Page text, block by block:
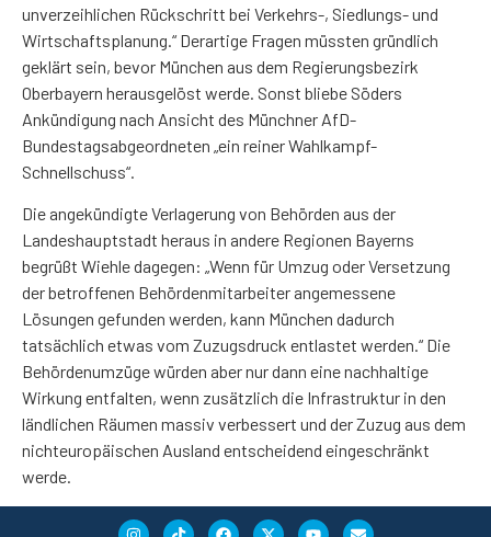
unverzeihlichen Rückschritt bei Verkehrs-, Siedlungs- und
Wirtschaftsplanung.“ Derartige Fragen müssten gründlich
geklärt sein, bevor München aus dem Regierungsbezirk
Oberbayern herausgelöst werde. Sonst bliebe Söders
Ankündigung nach Ansicht des Münchner AfD-
Bundestagsabgeordneten „ein reiner Wahlkampf-
Schnellschuss“.
Die angekündigte Verlagerung von Behörden aus der
Landeshauptstadt heraus in andere Regionen Bayerns
begrüßt Wiehle dagegen: „Wenn für Umzug oder Versetzung
der betroffenen Behördenmitarbeiter angemessene
Lösungen gefunden werden, kann München dadurch
tatsächlich etwas vom Zuzugsdruck entlastet werden.“ Die
Behördenumzüge würden aber nur dann eine nachhaltige
Wirkung entfalten, wenn zusätzlich die Infrastruktur in den
ländlichen Räumen massiv verbessert und der Zuzug aus dem
nichteuropäischen Ausland entscheidend eingeschränkt
werde.